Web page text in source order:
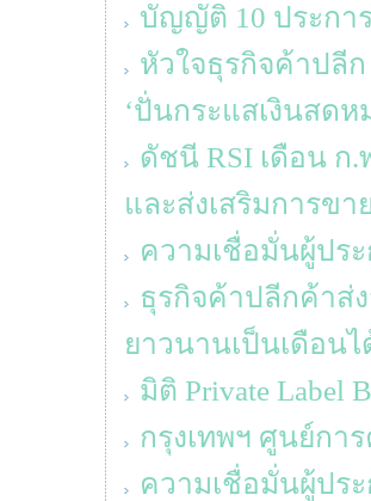
บัญญัติ 10 ประการ
หัวใจธุรกิจค้าปลี
‘ปั่นกระแสเงินสดห
ดัชนี RSI เดือน ก.
และส่งเสริมการข
ความเชื่อมั่นผู้ปร
ธุรกิจค้าปลีกค้าส่
ยาวนานเป็นเดือนไ
มิติ Private Label
กรุงเทพฯ ศูนย์กา
ความเชื่อมั่นผู้ปร